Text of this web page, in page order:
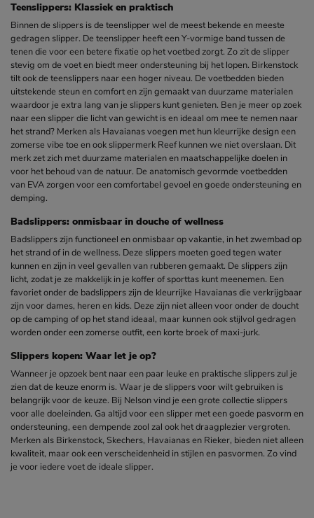
Teenslippers: Klassiek en praktisch
Binnen de slippers is de teenslipper wel de meest bekende en meeste
gedragen slipper. De teenslipper heeft een Y-vormige band tussen de
tenen die voor een betere fixatie op het voetbed zorgt. Zo zit de slipper
stevig om de voet en biedt meer ondersteuning bij het lopen. Birkenstock
tilt ook de teenslippers naar een hoger niveau. De voetbedden bieden
uitstekende steun en comfort en zijn gemaakt van duurzame materialen
waardoor je extra lang van je slippers kunt genieten. Ben je meer op zoek
naar een slipper die licht van gewicht is en ideaal om mee te nemen naar
het strand? Merken als Havaianas voegen met hun kleurrijke design een
zomerse vibe toe en ook slippermerk Reef kunnen we niet overslaan. Dit
merk zet zich met duurzame materialen en maatschappelijke doelen in
voor het behoud van de natuur. De anatomisch gevormde voetbedden
van EVA zorgen voor een comfortabel gevoel en goede ondersteuning en
demping.
Badslippers: onmisbaar in douche of wellness
Badslippers zijn functioneel en onmisbaar op vakantie, in het zwembad op
het strand of in de wellness. Deze slippers moeten goed tegen water
kunnen en zijn in veel gevallen van rubberen gemaakt. De slippers zijn
licht, zodat je ze makkelijk in je koffer of sporttas kunt meenemen. Een
favoriet onder de badslippers zijn de kleurrijke Havaianas die verkrijgbaar
zijn voor dames, heren en kids. Deze zijn niet alleen voor onder de doucht
op de camping of op het stand ideaal, maar kunnen ook stijlvol gedragen
worden onder een zomerse outfit, een korte broek of maxi-jurk.
Slippers kopen: Waar let je op?
Wanneer je opzoek bent naar een paar leuke en praktische slippers zul je
zien dat de keuze enorm is. Waar je de slippers voor wilt gebruiken is
belangrijk voor de keuze. Bij Nelson vind je een grote collectie slippers
voor alle doeleinden. Ga altijd voor een slipper met een goede pasvorm en
ondersteuning, een dempende zool zal ook het draagplezier vergroten.
Merken als Birkenstock, Skechers, Havaianas en Rieker, bieden niet alleen
kwaliteit, maar ook een verscheidenheid in stijlen en pasvormen. Zo vind
je voor iedere voet de ideale slipper.